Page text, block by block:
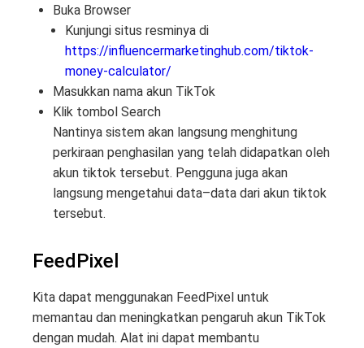
Buka Browser
Kunjungi situs resminya di
https://influencermarketinghub.com/tiktok-
money-calculator/
Masukkan nama akun TikTok
Klik tombol Search
Nantinya sistem akan langsung menghitung
perkiraan penghasilan yang telah didapatkan oleh
akun tiktok tersebut. Pengguna juga akan
langsung mengetahui data–data dari akun tiktok
tersebut.
FeedPixel
Kita dapat menggunakan FeedPixel untuk
memantau dan meningkatkan pengaruh akun TikTok
dengan mudah. Alat ini dapat membantu